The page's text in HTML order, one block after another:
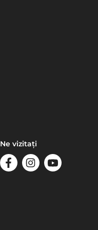
Ne vizitați